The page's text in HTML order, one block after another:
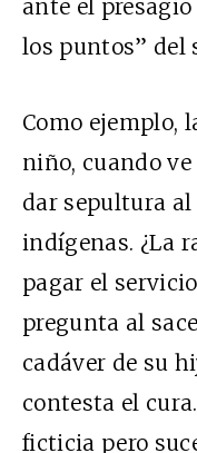
ante el
los puntos” del
Como ejemplo,
niño, cuando
dar sepultura
indígenas. ¿La
pagar el
pregunta al
cadáver de su
contesta el
ficticia pero